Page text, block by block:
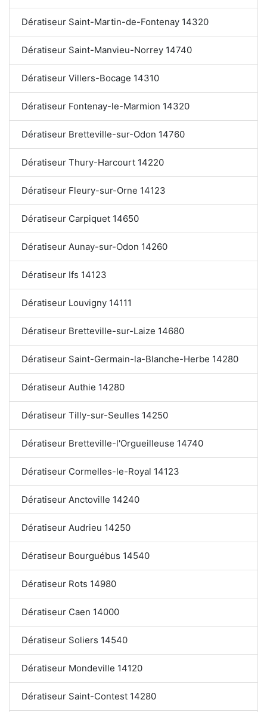
Dératiseur Saint-Martin-de-Fontenay 14320
Dératiseur Saint-Manvieu-Norrey 14740
Dératiseur Villers-Bocage 14310
Dératiseur Fontenay-le-Marmion 14320
Dératiseur Bretteville-sur-Odon 14760
Dératiseur Thury-Harcourt 14220
Dératiseur Fleury-sur-Orne 14123
Dératiseur Carpiquet 14650
Dératiseur Aunay-sur-Odon 14260
Dératiseur Ifs 14123
Dératiseur Louvigny 14111
Dératiseur Bretteville-sur-Laize 14680
Dératiseur Saint-Germain-la-Blanche-Herbe 14280
Dératiseur Authie 14280
Dératiseur Tilly-sur-Seulles 14250
Dératiseur Bretteville-l'Orgueilleuse 14740
Dératiseur Cormelles-le-Royal 14123
Dératiseur Anctoville 14240
Dératiseur Audrieu 14250
Dératiseur Bourguébus 14540
Dératiseur Rots 14980
Dératiseur Caen 14000
Dératiseur Soliers 14540
Dératiseur Mondeville 14120
Dératiseur Saint-Contest 14280